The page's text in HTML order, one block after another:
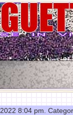
8:04 pm.